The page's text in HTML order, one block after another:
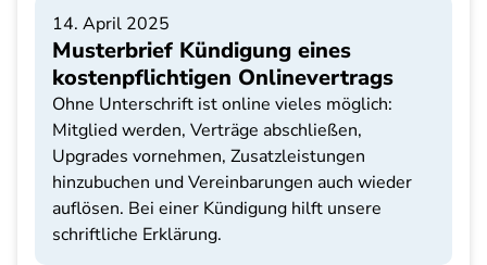
14. April 2025
Musterbrief Kündigung eines
kostenpflichtigen Onlinevertrags
Ohne Unterschrift ist online vieles möglich:
Mitglied werden, Verträge abschließen,
Upgrades vornehmen, Zusatzleistungen
hinzubuchen und Vereinbarungen auch wieder
auflösen. Bei einer Kündigung hilft unsere
schriftliche Erklärung.